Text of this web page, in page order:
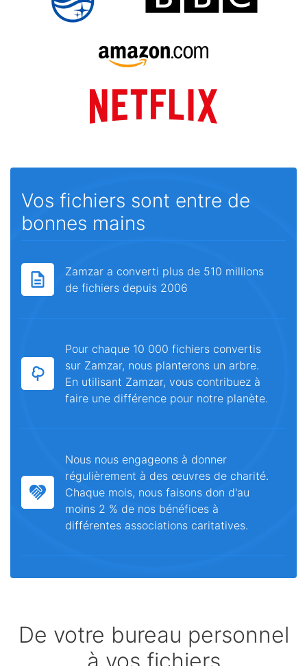
Vos fichiers sont entre de
bonnes mains
Zamzar a converti plus de 510 millions
de fichiers depuis 2006
Pour chaque 10 000 fichiers convertis
sur Zamzar, nous planterons un arbre.
En utilisant Zamzar, vous contribuez à
faire une différence pour notre planète.
Nous nous engageons à donner
régulièrement à des œuvres de charité.
Chaque mois, nous faisons don d'au
moins 2 % de nos bénéfices à
différentes associations caritatives.
De votre bureau personnel